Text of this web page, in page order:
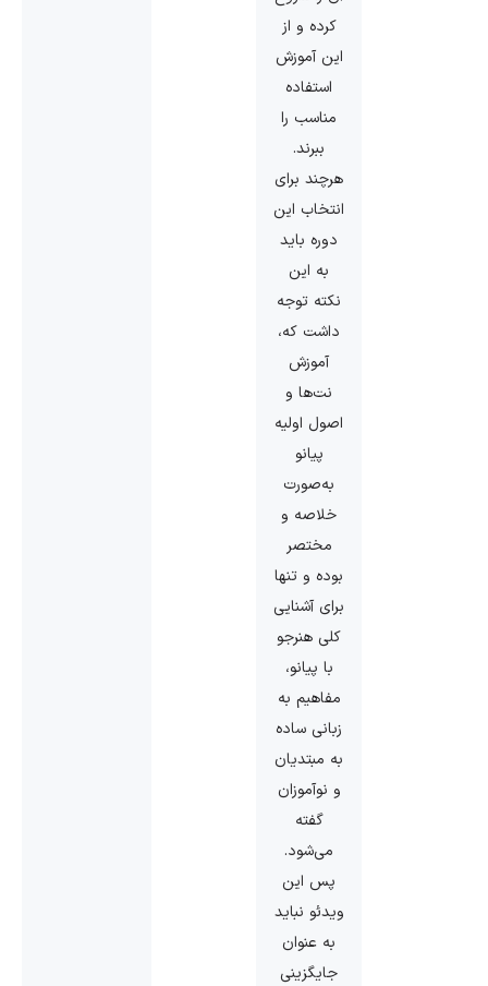
کرده و از
این آموزش
استفاده
مناسب را
ببرند.
هرچند برای
انتخاب این
دوره باید
به این
نکته توجه
داشت که،
آموزش
نت‌ها و
اصول اولیه
پیانو
به‌صورت
خلاصه و
مختصر
بوده و تنها
برای آشنایی
کلی هنرجو
با پیانو،
مفاهیم به
زبانی ساده
به مبتدیان
و نوآموزان
گفته
می‌شود.
پس این
ویدئو نباید
به عنوان
جایگزینی